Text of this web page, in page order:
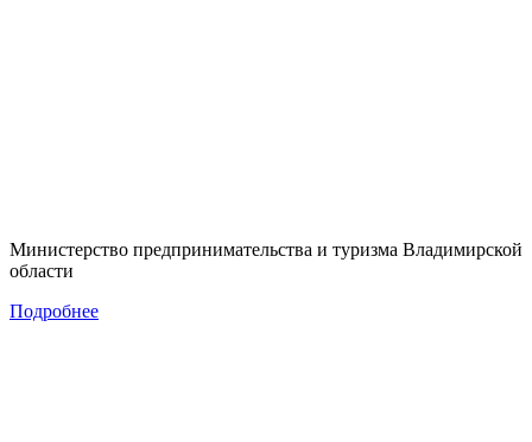
Министерство предпринимательства и туризма Владимирской
области
Подробнее